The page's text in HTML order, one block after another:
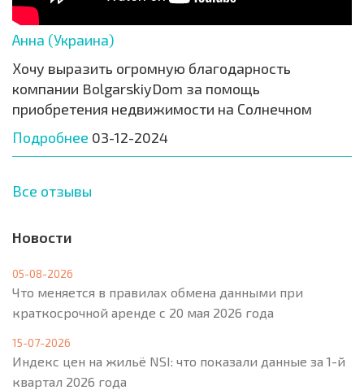
Анна (Украина)
Хочу выразить огромную благодарность
компании BolgarskiyDom за помощь
приобретения недвижимости на Солнечном
Подробнее 03-12-2024
Все отзывы
Новости
05-08-2026
Что меняется в правилах обмена данными при
краткосрочной аренде с 20 мая 2026 года
15-07-2026
Индекс цен на жильё NSI: что показали данные за 1-й
квартал 2026 года